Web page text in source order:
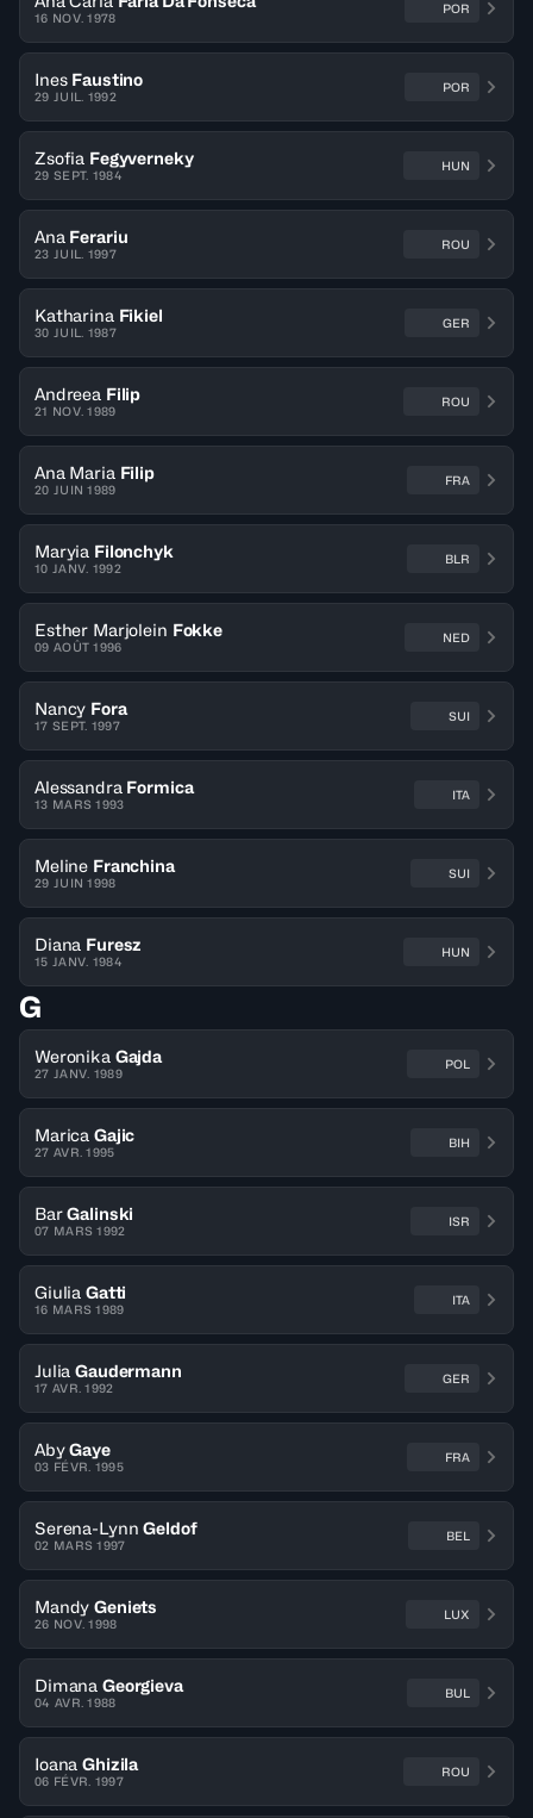
16 NOV. 1978
POR
Ines Faustino
29 JUIL. 1992
POR
Zsofia Fegyverneky
29 SEPT. 1984
HUN
Ana Ferariu
23 JUIL. 1997
ROU
Katharina Fikiel
30 JUIL. 1987
GER
Andreea Filip
21 NOV. 1989
ROU
Ana Maria Filip
20 JUIN 1989
FRA
Maryia Filonchyk
10 JANV. 1992
BLR
Esther Marjolein Fokke
09 AOÛT 1996
NED
Nancy Fora
17 SEPT. 1997
SUI
Alessandra Formica
13 MARS 1993
ITA
Meline Franchina
29 JUIN 1998
SUI
Diana Furesz
15 JANV. 1984
HUN
G
Weronika Gajda
27 JANV. 1989
POL
Marica Gajic
27 AVR. 1995
BIH
Bar Galinski
07 MARS 1992
ISR
Giulia Gatti
16 MARS 1989
ITA
Julia Gaudermann
17 AVR. 1992
GER
Aby Gaye
03 FÉVR. 1995
FRA
Serena-Lynn Geldof
02 MARS 1997
BEL
Mandy Geniets
26 NOV. 1998
LUX
Dimana Georgieva
04 AVR. 1988
BUL
Ioana Ghizila
06 FÉVR. 1997
ROU